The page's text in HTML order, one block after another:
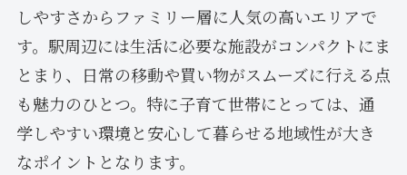
しやすさからファミリー層に人気の高いエリアで
す。駅周辺には生活に必要な施設がコンパクトにま
とまり、日常の移動や買い物がスムーズに行える点
も魅力のひとつ。特に子育て世帯にとっては、通
学しやすい環境と安心して暮らせる地域性が大き
なポイントとなります。